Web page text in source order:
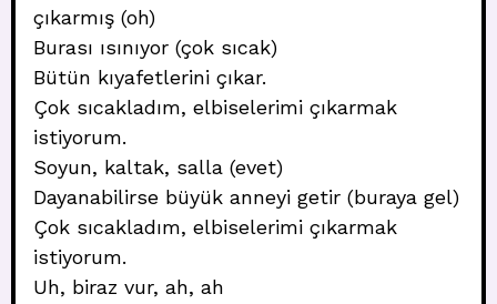
çıkarmış (oh)
Burası ısınıyor (çok sıcak)
Bütün kıyafetlerini çıkar.
Çok sıcakladım, elbiselerimi çıkarmak
istiyorum.
Soyun, kaltak, salla (evet)
Dayanabilirse büyük anneyi getir (buraya gel)
Çok sıcakladım, elbiselerimi çıkarmak
istiyorum.
Uh, biraz vur, ah, ah